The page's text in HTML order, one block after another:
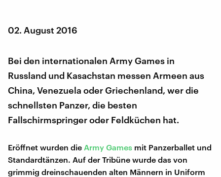
02. August 2016
Bei den internationalen Army Games in
Russland und Kasachstan messen Armeen aus
China, Venezuela oder Griechenland, wer die
schnellsten Panzer, die besten
Fallschirmspringer oder Feldküchen hat.
Eröffnet wurden die Army Games mit Panzerballet und
Standardtänzen. Auf der Tribüne wurde das von
grimmig dreinschauenden alten Männern in Uniform